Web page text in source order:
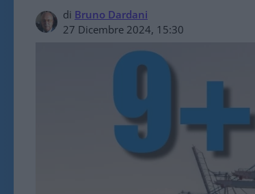
di Bruno Dardani
27 Dicembre 2024, 15:30